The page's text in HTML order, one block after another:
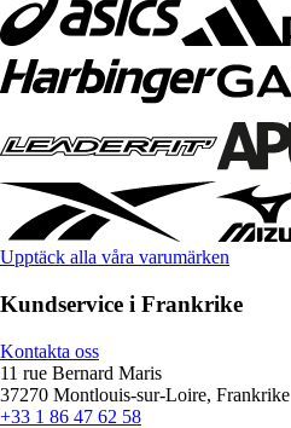
Upptäck alla våra varumärken
Kundservice i Frankrike
Kontakta oss
11 rue Bernard Maris
37270 Montlouis-sur-Loire, Frankrike
+33 1 86 47 62 58